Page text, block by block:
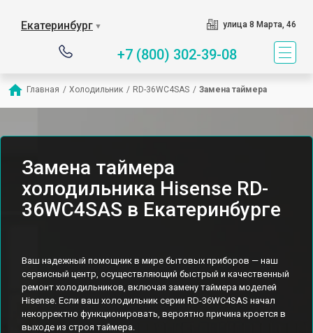
Екатеринбург ▼ улица 8 Марта, 46
+7 (800) 302-39-08
Главная / Холодильник / RD-36WC4SAS / Замена таймера
Замена таймера
холодильника Hisense RD-
36WC4SAS в Екатеринбурге
Ваш надежный помощник в мире бытовых приборов — наш
сервисный центр, осуществляющий быстрый и качественный
ремонт холодильников, включая замену таймера моделей
Hisense. Если ваш холодильник серии RD-36WC4SAS начал
некорректно функционировать, вероятно причина кроется в
выходе из строя таймера.